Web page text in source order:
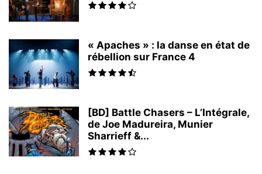
« Apaches » : la danse en état de
rébellion sur France 4
[BD] Battle Chasers – L’Intégrale,
de Joe Madureira, Munier
Sharrieff &...